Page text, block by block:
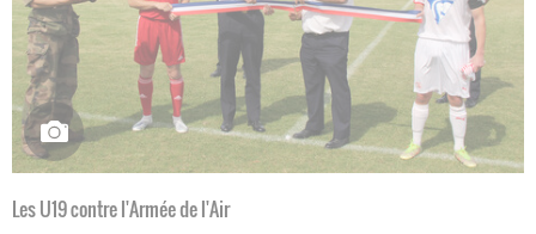
Les U19 contre l'Armée de l'Air